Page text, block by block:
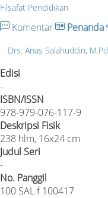
Filsafat Pendidikan
Komentar Penanda
Drs. Anas Salahuddin, M.Pd
Edisi
-
ISBN/ISSN
978-979-076-117-9
Deskripsi Fisik
238 hlm, 16x24 cm
Judul Seri
-
No. Panggil
100 SAL f 100417